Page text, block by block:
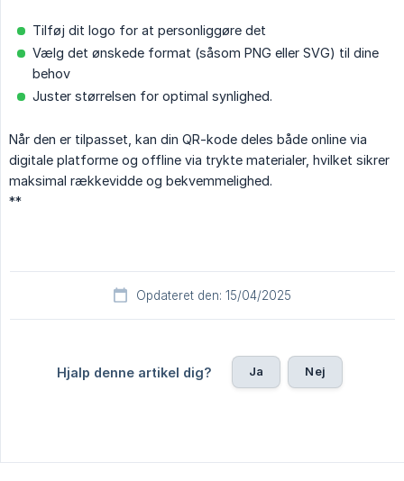
Tilføj dit logo for at personliggøre det
Vælg det ønskede format (såsom PNG eller SVG) til dine
behov
Juster størrelsen for optimal synlighed.
Når den er tilpasset, kan din QR-kode deles både online via
digitale platforme og offline via trykte materialer, hvilket sikrer
maksimal rækkevidde og bekvemmelighed.
**
Opdateret den: 15/04/2025
Hjalp denne artikel dig? Ja Nej